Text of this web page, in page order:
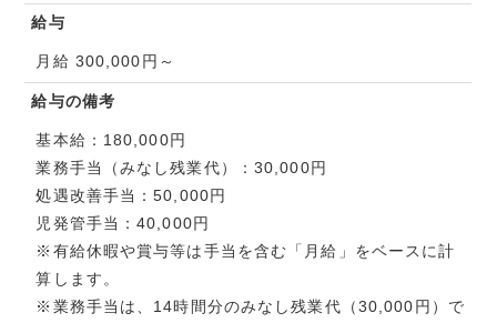
給与
月給 300,000円～
給与の備考
基本給：180,000円
業務手当（みなし残業代）：30,000円
処遇改善手当：50,000円
児発管手当：40,000円
※有給休暇や賞与等は手当を含む「月給」をベースに計
算します。
※業務手当は、14時間分のみなし残業代（30,000円）で